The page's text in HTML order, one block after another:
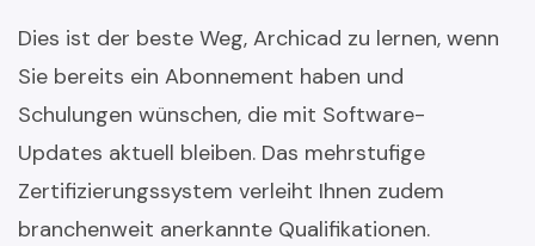
Dies ist der beste Weg, Archicad zu lernen, wenn
Sie bereits ein Abonnement haben und
Schulungen wünschen, die mit Software-
Updates aktuell bleiben. Das mehrstufige
Zertifizierungssystem verleiht Ihnen zudem
branchenweit anerkannte Qualifikationen.